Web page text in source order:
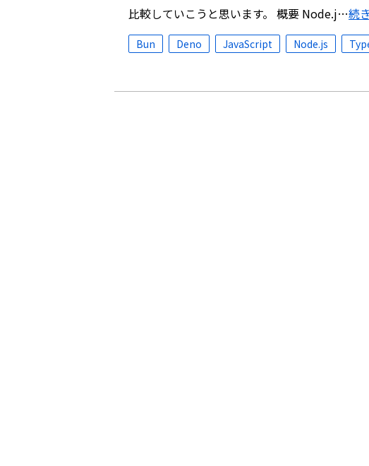
比較していこうと思います。 概要 Node.j…続
Bun Deno JavaScript Node.js